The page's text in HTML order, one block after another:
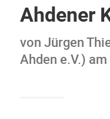
Ahdener
von Jürgen
Ahden e.V.)